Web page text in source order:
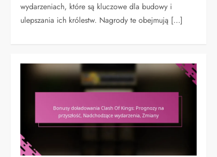
wydarzeniach, które są kluczowe dla budowy i
ulepszania ich królestw. Nagrody te obejmują […]